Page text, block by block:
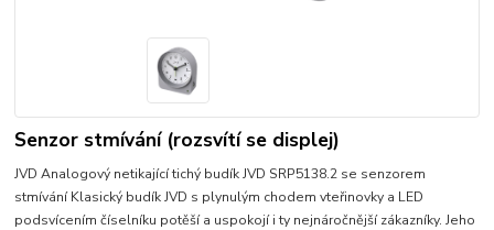
Senzor stmívání (rozsvítí se displej)
JVD Analogový netikající tichý budík JVD SRP5138.2 se senzorem
stmívání Klasický budík JVD s plynulým chodem vteřinovky a LED
podsvícením číselníku potěší a uspokojí i ty nejnáročnější zákazníky. Jeho